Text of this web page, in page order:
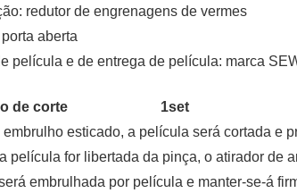
redutor de engrenagens de vermes
aberta
película e de entrega de película: marca
de corte 1set
esticado, a película será cortada e
película for libertada da pinça, o atirador de
embrulhada por película e manter-se-á